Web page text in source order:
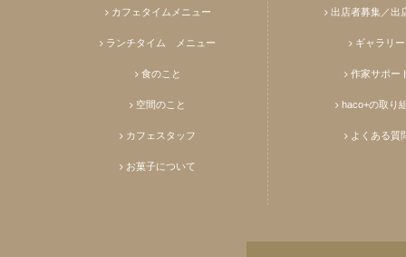
カフェタイムメニュー
ランチタイム メニュー
食のこと
空間のこと
カフェスタッフ
お菓子について
出店者募集／出
ギャラリー
作家サポー
haco+の取り
よくある質